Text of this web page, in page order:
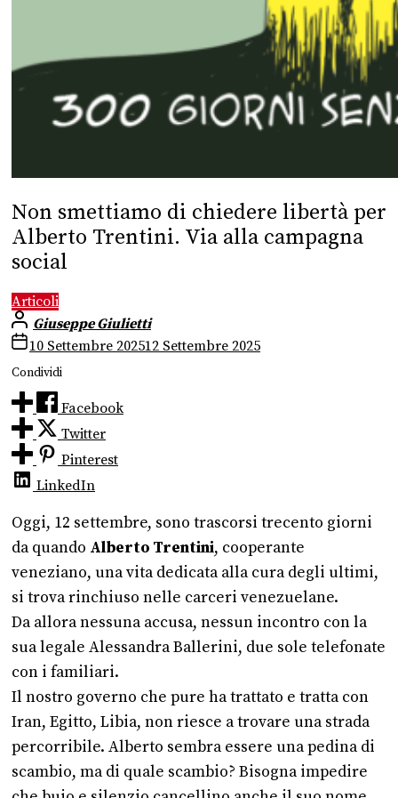
Non smettiamo di chiedere libertà per
Alberto Trentini. Via alla campagna
social
Articoli
Giuseppe Giulietti
10 Settembre 202512 Settembre 2025
Condividi
Facebook
Twitter
Pinterest
LinkedIn
Oggi, 12 settembre, sono trascorsi trecento giorni
da quando Alberto Trentini, cooperante
veneziano, una vita dedicata alla cura degli ultimi,
si trova rinchiuso nelle carceri venezuelane.
Da allora nessuna accusa, nessun incontro con la
sua legale Alessandra Ballerini, due sole telefonate
con i familiari.
Il nostro governo che pure ha trattato e tratta con
Iran, Egitto, Libia, non riesce a trovare una strada
percorribile. Alberto sembra essere una pedina di
scambio, ma di quale scambio? Bisogna impedire